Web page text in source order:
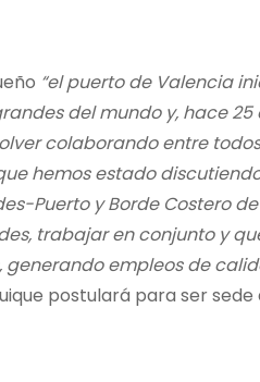
“el puerto de Valencia
del mundo y, hace
colaborando entre
hemos estado
Puerto y Borde Costero
trabajar en conjunto y
empleos de
postulará para ser